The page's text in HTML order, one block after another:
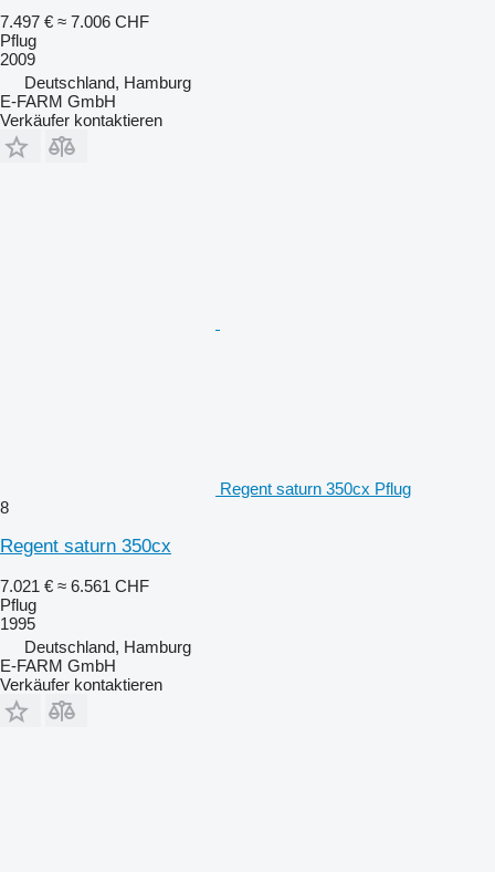
7.497 € ≈ 7.006 CHF
Pflug
2009
Deutschland, Hamburg
E-FARM GmbH
Verkäufer kontaktieren
Regent saturn 350cx Pflug
8
Regent saturn 350cx
7.021 € ≈ 6.561 CHF
Pflug
1995
Deutschland, Hamburg
E-FARM GmbH
Verkäufer kontaktieren